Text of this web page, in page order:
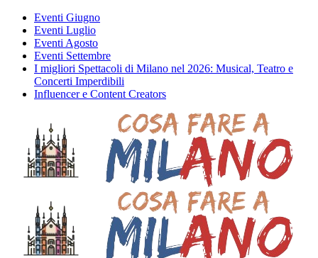
Eventi Giugno
Eventi Luglio
Eventi Agosto
Eventi Settembre
I migliori Spettacoli di Milano nel 2026: Musical, Teatro e
Concerti Imperdibili
Influencer e Content Creators